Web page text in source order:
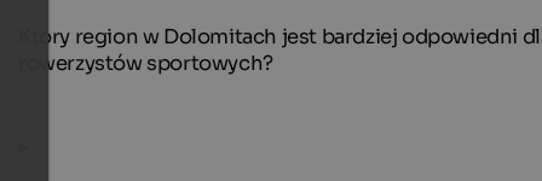
Który region w Dolomitach jest bardziej odpowiedni
rowerzystów sportowych?